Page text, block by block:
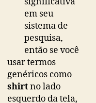
em seu
sistema de
pesquisa,
então se você
usar termos
genéricos como
shirtno lado
esquerdo da tela,